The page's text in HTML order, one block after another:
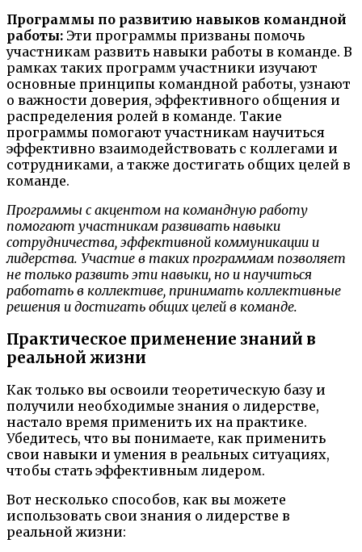
Программы по развитию навыков командной
работы: Эти программы призваны помочь
участникам развить навыки работы в команде. В
рамках таких программ участники изучают
основные принципы командной работы, узнают
о важности доверия, эффективного общения и
распределения ролей в команде. Такие
программы помогают участникам научиться
эффективно взаимодействовать с коллегами и
сотрудниками, а также достигать общих целей в
команде.
Программы с акцентом на командную работу
помогают участникам развивать навыки
сотрудничества, эффективной коммуникации и
лидерства. Участие в таких программам позволяет
не только развить эти навыки, но и научиться
работать в коллективе, принимать коллективные
решения и достигать общих целей в команде.
Практическое применение знаний в
реальной жизни
Как только вы освоили теоретическую базу и
получили необходимые знания о лидерстве,
настало время применить их на практике.
Убедитесь, что вы понимаете, как применить
свои навыки и умения в реальных ситуациях,
чтобы стать эффективным лидером.
Вот несколько способов, как вы можете
использовать свои знания о лидерстве в
реальной жизни: